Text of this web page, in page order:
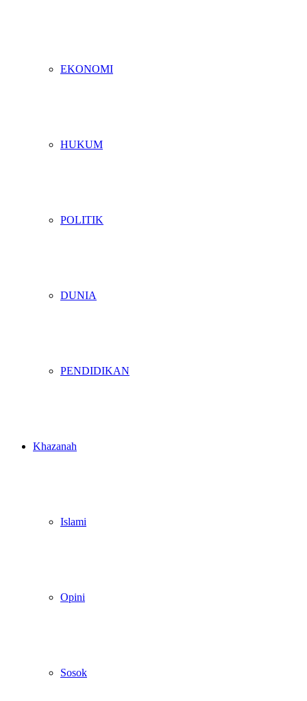
EKONOMI
HUKUM
POLITIK
DUNIA
PENDIDIKAN
Khazanah
Islami
Opini
Sosok